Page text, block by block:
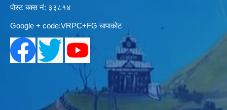
पोस्ट बक्स नं: ३३८१४
Google + code:VRPC+FG चापाकोट